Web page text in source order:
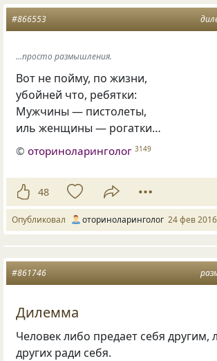
#866553
...просто размышления.
Вот не пойму, по жизни,
убойней что, ребятки:
Мужчины — пистолеты,
иль женщины — рогатки…
©оториноларинголог 3149
48
Опубликовал оториноларинголог 24 фев 2016
#861746
Дилемма
Человек либо предает себя другим,
других ради себя.